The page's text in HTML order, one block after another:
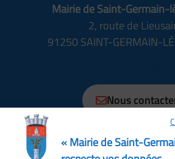
Mairie de Saint-Germain-
2, route de
91250 SAINT-GERMAIN-
Nous
Lundi, Mardi, Jeudi, Vendredi :
« Mairie de Saint-